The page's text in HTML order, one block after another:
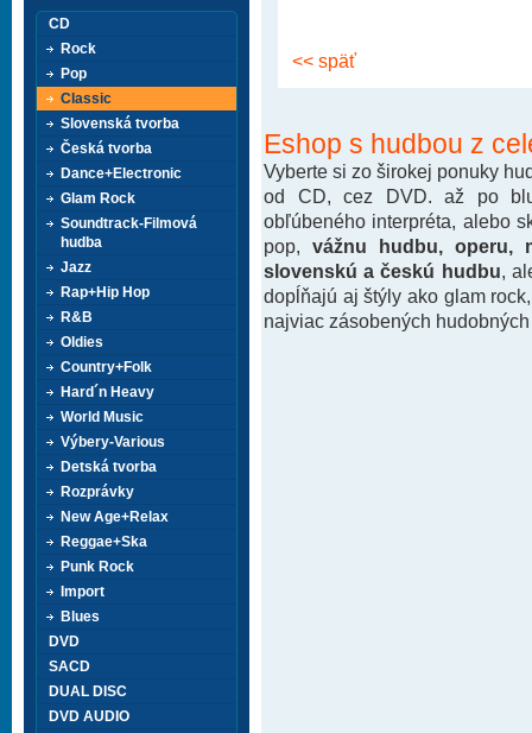
<< späť
Eshop s hudbou z
Vyberte si zo širokej ponuky
od CD, cez DVD. až po
obľúbeného interpréta, alebo
pop, vážnu hudbu, operu,
slovenskú a českú hudbu ,
dopĺňajú aj štýly ako glam
najviac zásobených
CD
Rock
Pop
Classic
Slovenská tvorba
Česká tvorba
Dance+Electronic
Glam Rock
Soundtrack-Filmová
hudba
Jazz
Rap+Hip Hop
R&B
Oldies
Country+Folk
Hard´n Heavy
World Music
Výbery-Various
Detská tvorba
Rozprávky
New Age+Relax
Reggae+Ska
Punk Rock
Import
Blues
DVD
SACD
DUAL DISC
DVD AUDIO